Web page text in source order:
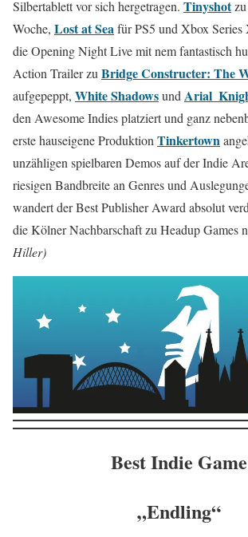
Silbertablett vor sich hergetragen. Tinyshotzu
Woche, Lost at Seafür PS5 und Xbox Series
die Opening Night Live mit nem fantastisch
Action Trailer zu Bridge Constructer: The
aufgepeppt, White Shadowsund
den Awesome Indies platziert und ganz
erste hauseigene Produktion Tinkertown
unzähligen spielbaren Demos auf der Indie
riesigen Bandbreite an Genres und
wandert der Best Publisher Award absolut
die Kölner Nachbarschaft zu Headup Games
Hiller)
Best Indie Game
„Endling“